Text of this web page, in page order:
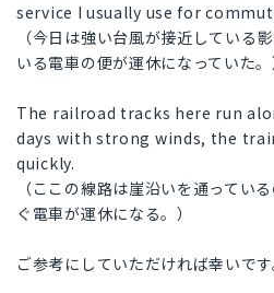
service I usually use for
（今日は強い台風が接近している
いる電車の便が運休になっていた。
The railroad tracks here run
days with strong winds, the
quickly.
（ここの線路は崖沿いを通ってい
ぐ電車が運休になる。）
ご参考にしていただければ幸いです